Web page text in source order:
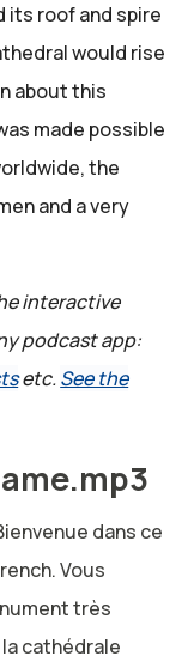
its roof and spire
would rise
about this
made possible
the
and a very
interactive
podcast app:
etc.See the
dans ce
Vous
très
cathédrale